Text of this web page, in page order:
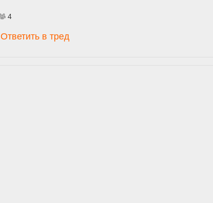
4
Ответить в тред